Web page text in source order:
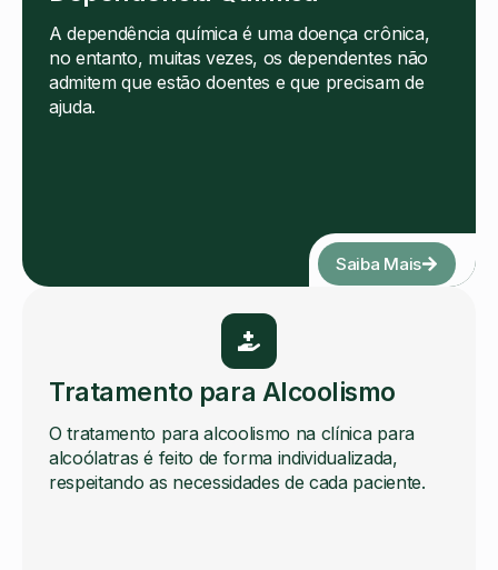
A dependência química é uma doença crônica,
no entanto, muitas vezes, os dependentes não
admitem que estão doentes e que precisam de
ajuda.
Saiba Mais
Tratamento para Alcoolismo
O tratamento para alcoolismo na clínica para
alcoólatras é feito de forma individualizada,
respeitando as necessidades de cada paciente.